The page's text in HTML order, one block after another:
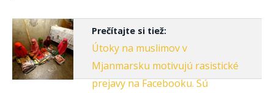
Prečítajte si tiež:
Útoky na muslimov v
Mjanmarsku motivujú rasistické
prejavy na Facebooku. Sú